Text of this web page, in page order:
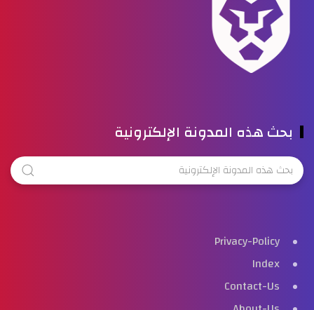
بحث هذه المدونة الإلكترونية
Privacy-Policy
Index
Contact-Us